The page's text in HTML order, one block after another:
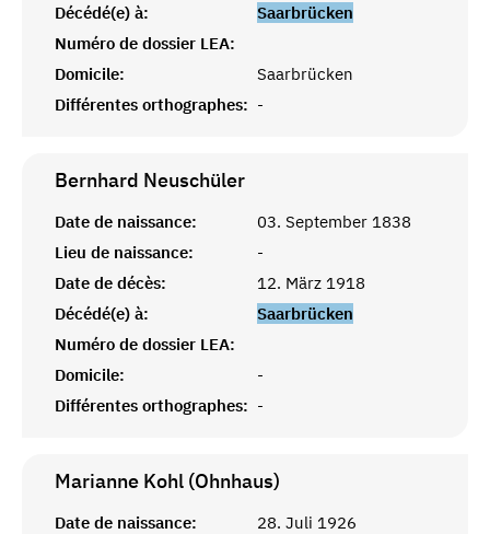
Décédé(e) à:
Saarbrücken
Numéro de dossier LEA:
Domicile:
Saarbrücken
Différentes orthographes: -
Bernhard Neuschüler
Date de naissance:
03. September 1838
Lieu de naissance:
-
Date de décès:
12. März 1918
Décédé(e) à:
Saarbrücken
Numéro de dossier LEA:
Domicile:
-
Différentes orthographes: -
Marianne Kohl (Ohnhaus)
Date de naissance:
28. Juli 1926